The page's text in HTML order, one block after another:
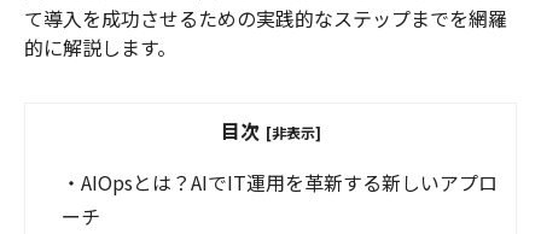
て導入を成功させるための実践的なステップまでを網羅
的に解説します。
目次 [非表示]
・ AIOpsとは？AIでIT運用を革新する新しいアプロ
ーチ